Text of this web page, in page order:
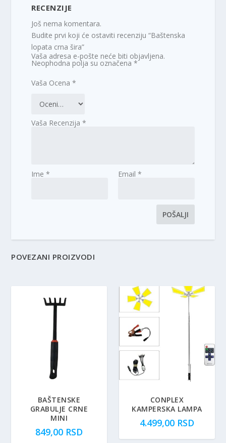
RECENZIJE
Još nema komentara.
Budite prvi koji će ostaviti recenziju “Baštenska
lopata crna šira”
Vaša adresa e-pošte neće biti objavljena.
Neophodna polja su označena*
Vaša Ocena*
Vaša Recenzija*
Ime* Email *
POVEZANI PROIZVODI
BAŠTENSKE
GRABULJE CRNE
MINI
849,00 RSD
CONPLEX
KAMPERSKA LAMPA
4.499,00 RSD